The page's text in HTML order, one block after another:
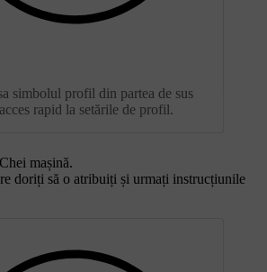
simbolul profil din partea de sus
rapid la setările de profil.
Chei mașină.
doriți să o atribuiți și urmați instrucțiunile